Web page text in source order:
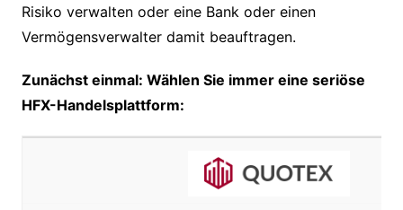
Risiko verwalten oder eine Bank oder einen
Vermögensverwalter damit beauftragen.
Zunächst einmal: Wählen Sie immer eine seriöse
HFX-Handelsplattform: